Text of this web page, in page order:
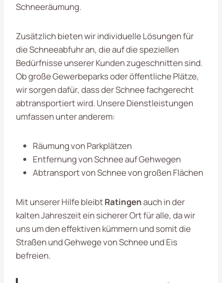
Schneeräumung.
Zusätzlich bieten wir individuelle Lösungen für
die Schneeabfuhr an, die auf die speziellen
Bedürfnisse unserer Kunden zugeschnitten sind.
Ob große Gewerbeparks oder öffentliche Plätze,
wir sorgen dafür, dass der Schnee fachgerecht
abtransportiert wird. Unsere Dienstleistungen
umfassen unter anderem:
Räumung von Parkplätzen
Entfernung von Schnee auf Gehwegen
Abtransport von Schnee von großen Flächen
Mit unserer Hilfe bleibtRatingenauch in der
kalten Jahreszeit ein sicherer Ort für alle, da wir
uns um den effektiven kümmern und somit die
Straßen und Gehwege von Schnee und Eis
befreien.